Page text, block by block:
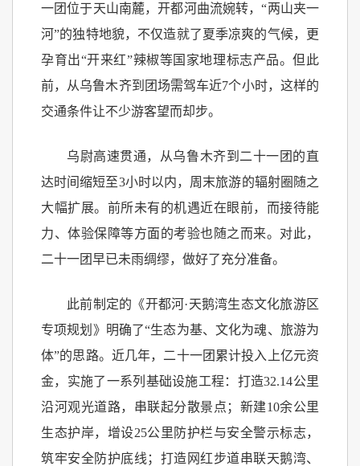
一团位于天山南麓，开都河曲流婉转，“两山夹一
河”的独特地貌，不仅造就了夏季凉爽的气候，更
孕育出“开来红”辣椒等国家地理标志产品。但此
前，从乌鲁木齐到团场需驾车近7个小时，这样的
交通条件让不少游客望而却步。
乌尉高速贯通，从乌鲁木齐到二十一团的直
达时间缩短至3小时以内，周末旅游的辐射圈随之
大幅扩展。前所未有的机遇近在眼前，而接待能
力、体验保障等方面的考验也随之而来。对此，
二十一团早已未雨绸缪，做好了充分准备。
此前制定的《开都河·天鹅湾生态文化旅游区
专项规划》明确了“生态为基、文化为魂、旅游为
体”的思路。近几年，二十一团累计投入上亿元资
金，实施了一系列基础设施工程：打造32.14公里
沿河观光道路，串联起分散景点；新建10余公里
生态护岸，增设25公里防护栏与安全警示标志，
筑牢安全防护底线；打造网红步道串联天鹅湾、